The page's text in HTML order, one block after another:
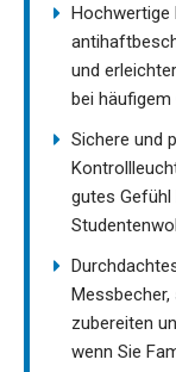
Hochwertige
und
bei häufigem
Sichere und
gutes Gefühl
Messbecher,
zubereiten
wenn Sie